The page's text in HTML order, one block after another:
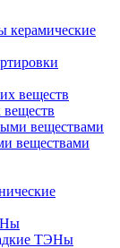
керамические
веществами
ТЭНы